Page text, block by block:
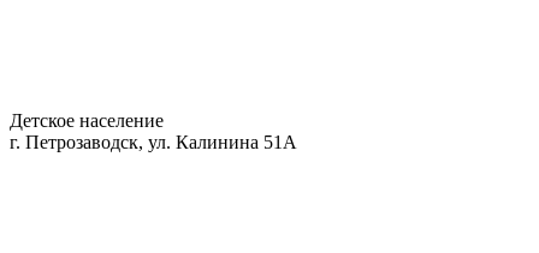
Детское население
г. Петрозаводск, ул. Калинина 51А